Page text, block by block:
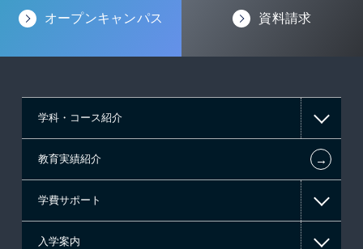
オープンキャンパス 資料請求
学科・コース紹介
情報IT系
ゲーム系
東京経営大学 学士取得コース
教育実績紹介 ←
学費サポート
高等教育の修学支援新制度
入学案内